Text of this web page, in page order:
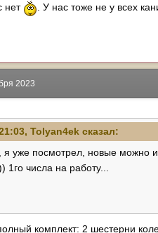
нет . У нас тоже не у всех
2023
Tolyan4ek сказал:
уже посмотрел, новые можно и
1го числа на работу...
комплект: 2 шестерни